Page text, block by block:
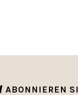
ABONNIEREN